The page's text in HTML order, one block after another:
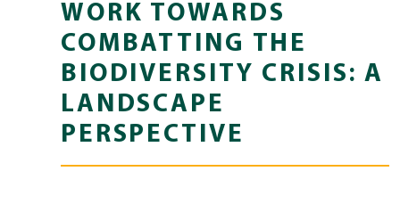
WORK TOWARDS
COMBATTING THE
BIODIVERSITY CRISIS: A
LANDSCAPE
PERSPECTIVE